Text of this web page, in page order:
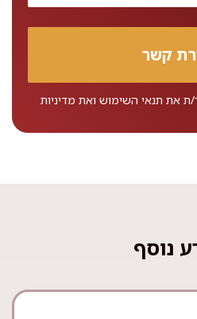
ת את תנאי השימוש ואת מדיניות
נוסף